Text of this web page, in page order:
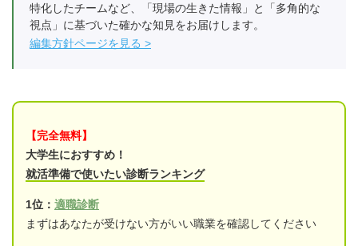
特化したチームなど、「現場の生きた情報」と「多角的な
視点」に基づいた確かな知見をお届けします。
編集方針ページを見る
【完全無料】
大学生におすすめ！
就活準備で使いたい診断ランキング
1位： 適職診断
まずはあなたが受けない方がいい職業を確認してください